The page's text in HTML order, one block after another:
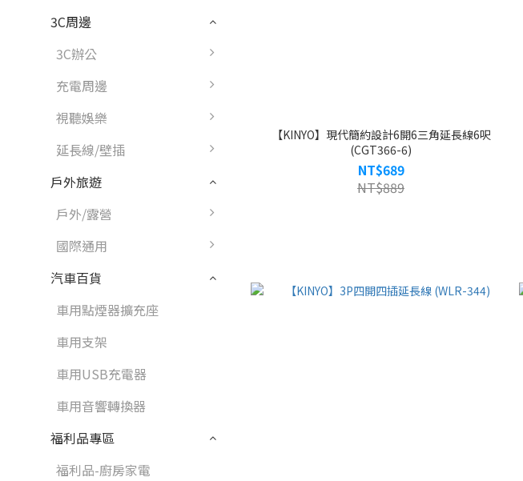
3C周邊
3C辦公
充電周邊
視聽娛樂
延長線/壁插
戶外旅遊
戶外/露營
國際通用
汽車百貨
車用點煙器擴充座
車用支架
車用USB充電器
車用音響轉換器
福利品專區
福利品-廚房家電
【KINYO】現代簡約設計6開6三角延長線6呎
(CGT366-6)
NT$689
NT$889